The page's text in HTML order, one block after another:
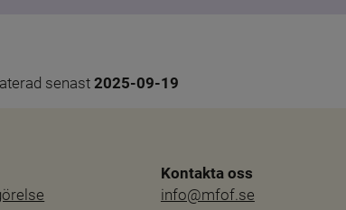
senast 2025-09-19
Kontakta oss
info@mfof.se